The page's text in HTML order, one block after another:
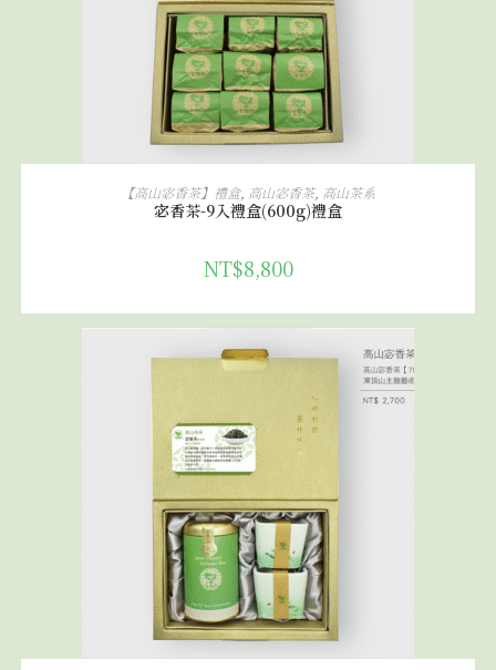
加入購物車
【高山宓香茶】禮盒, 高山宓香茶, 高山茶系
宓香茶-9入禮盒(600g)禮盒
NT$8,800